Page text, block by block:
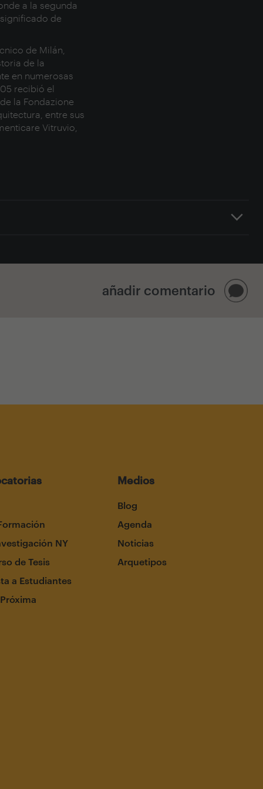
a la segunda
de
de Milán,
de la
en numerosas
recibió el
la Fondazione
entre sus
Vitruvio,
añadir comentario
NY
de Tesis
a Estudiantes
Medios
Blog
Agenda
Noticias
Arquetipos